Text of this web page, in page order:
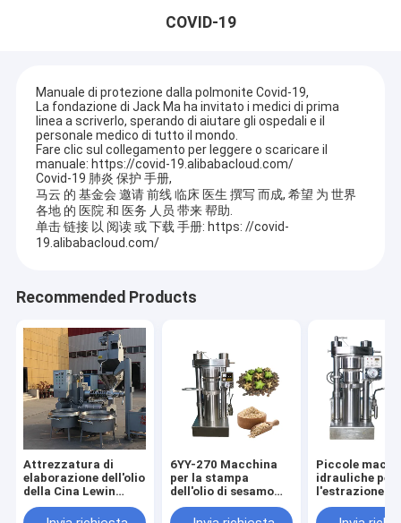
COVID-19
Manuale di protezione dalla polmonite Covid-19,
La fondazione di Jack Ma ha invitato i medici di prima
linea a scriverlo, sperando di aiutare gli ospedali e il
personale medico di tutto il mondo.
Fare clic sul collegamento per leggere o scaricare il
manuale: https://covid-19.alibabacloud.com/
Covid-19 肺炎 保护 手册,
马云 的 基金会 邀请 前线 临床 医生 撰写 而成, 希望 为 世界
各地 的 医院 和 医务 人员 带来 帮助.
单击 链接 以 阅读 或 下载 手册: https: //covid-
19.alibabacloud.com/
Recommended Products
Attrezzatura di
elaborazione dell'olio
della Cina Lewin
Screw fredda e calda
6YY-270 Macchina
per la stampa
dell'olio di sesamo
per l'estrazione
avanzata di olio
Piccole
idrauliche per
l'estrazione
di semi di
Inchi